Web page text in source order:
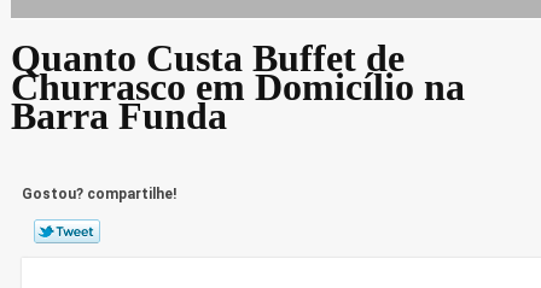
Quanto Custa Buffet de
Churrasco em Domicílio na
Barra Funda
Gostou? compartilhe!